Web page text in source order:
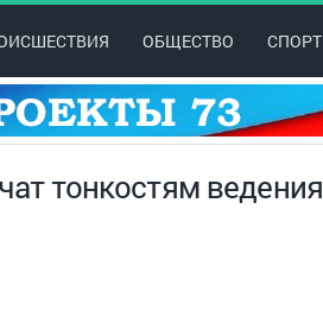
ОБЩЕСТВО СПОРТ
тонкостям ведения